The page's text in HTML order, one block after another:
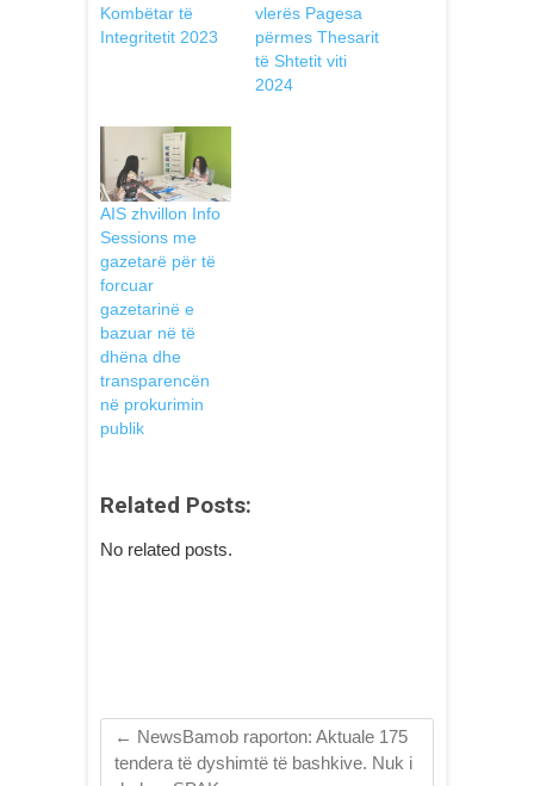
Kombëtar të
Integritetit 2023
vlerës Pagesa
përmes Thesarit
të Shtetit viti
2024
AIS zhvillon Info
Sessions me
gazetarë për të
forcuar
gazetarinë e
bazuar në të
dhëna dhe
transparencën
në prokurimin
publik
Related Posts:
No related posts.
← NewsBamob raporton: Aktuale 175
tendera të dyshimtë të bashkive. Nuk i